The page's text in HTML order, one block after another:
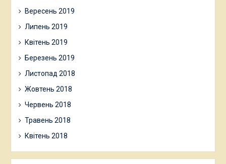
Вересень 2019
Липень 2019
Квітень 2019
Березень 2019
Листопад 2018
Жовтень 2018
Червень 2018
Травень 2018
Квітень 2018